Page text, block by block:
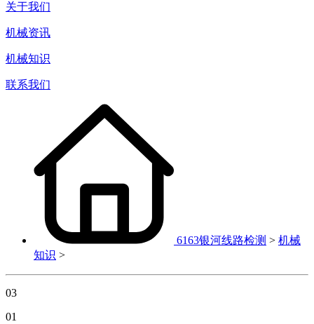
关于我们
机械资讯
机械知识
联系我们
6163银河线路检测 > 机械
知识 >
03
01